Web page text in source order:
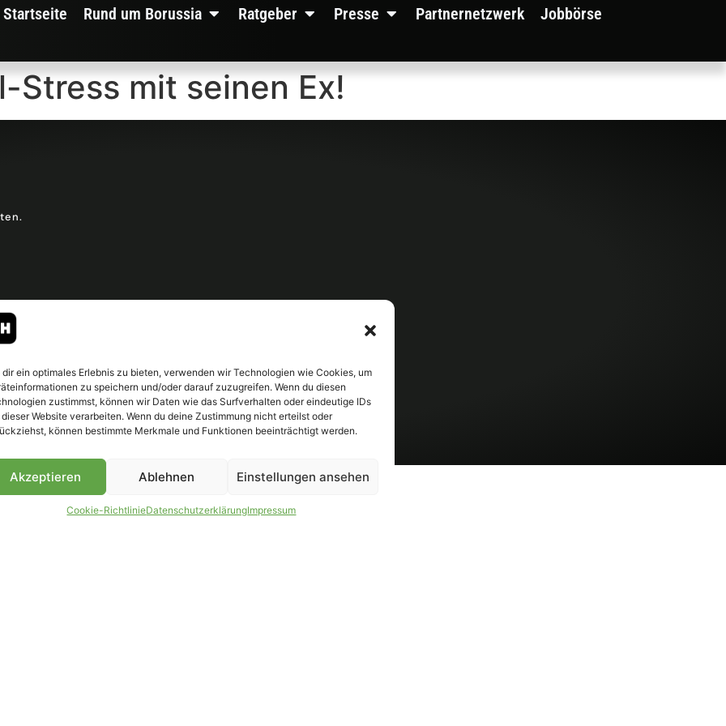
dir ein optimales Erlebnis zu bieten, verwenden wir Technologien wie Cookies, um
zu speichern und/oder darauf zuzugreifen. Wenn du diesen
zustimmst, können wir Daten wie das Surfverhalten oder eindeutige IDs
Website verarbeiten. Wenn du deine Zustimmung nicht erteilst oder
können bestimmte Merkmale und Funktionen beeinträchtigt werden.
Akzeptieren Ablehnen Einstellungen ansehen
Cookie-RichtlinieDatenschutzerklärungImpressum
Startseite Rund um Borussia Ratgeber Presse Partnernetzwerk Jobbörse
Stress mit seinen Ex!